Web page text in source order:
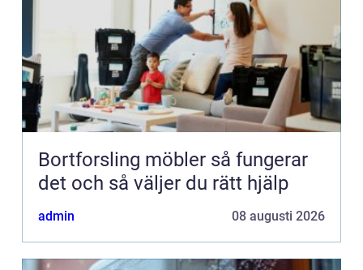
Bortforsling möbler så fungerar
det och så väljer du rätt hjälp
admin 08 augusti 2026